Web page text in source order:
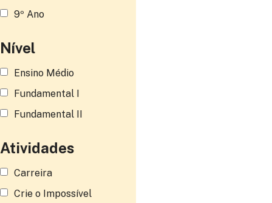
9º Ano
Nível
Ensino Médio
Fundamental I
Fundamental II
Atividades
Carreira
Crie o Impossível